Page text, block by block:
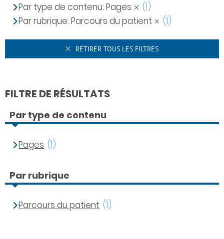
Par type de contenu: Pages
(1)
Par rubrique: Parcours du patient
(1)
RETIRER TOUS LES FILTRES
FILTRE DE RÉSULTATS
Par type de contenu
Pages (1)
Par rubrique
Parcours du patient (1)